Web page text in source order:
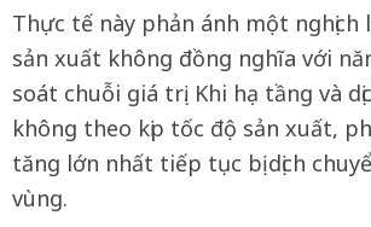
Thực tế này phản ánh một nghịch
sản xuất không đồng nghĩa với
soát chuỗi giá trị. Khi hạ tầng và
không theo kịp tốc độ sản xuất,
tăng lớn nhất tiếp tục bị dịch
vùng.